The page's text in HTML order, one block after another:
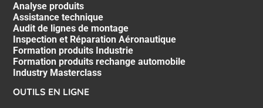
Analyse produits
Assistance technique
Audit de lignes de montage
Inspection et Réparation Aéronautique
Formation produits Industrie
Formation produits rechange automobile
Industry Masterclass
OUTILS EN LIGNE